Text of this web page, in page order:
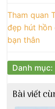
Tham quan
đẹp hút hồn
bạn thân
Danh mục:
Bài viết